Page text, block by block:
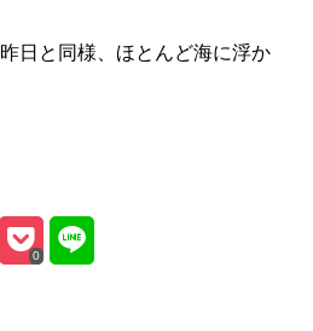
日と同様、ほとんど海に浮か
0